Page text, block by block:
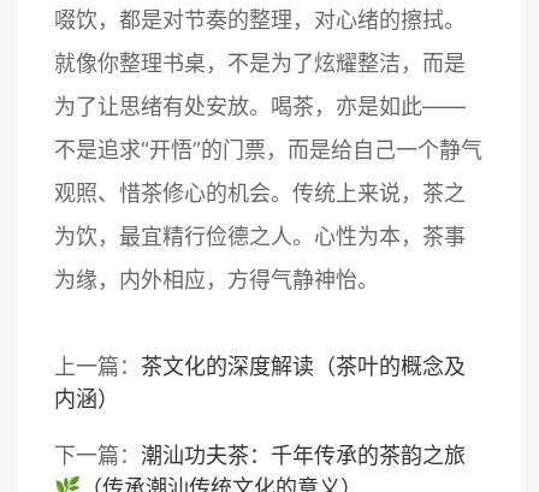
啜饮，都是对节奏的整理，对心绪的擦拭。
就像你整理书桌，不是为了炫耀整洁，而是
为了让思绪有处安放。喝茶，亦是如此——
不是追求“开悟”的门票，而是给自己一个静气
观照、惜茶修心的机会。传统上来说，茶之
为饮，最宜精行俭德之人。心性为本，茶事
为缘，内外相应，方得气静神怡。
上一篇： 茶文化的深度解读（茶叶的概念及
内涵）
下一篇： 潮汕功夫茶：千年传承的茶韵之旅